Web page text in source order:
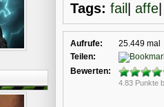
Tags: fail affe
Aufrufe:
25.449 mal
Teilen:
Bewerten:
4.83 Punkte